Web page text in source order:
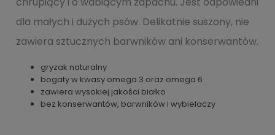
dla małych i dużych psów. Delikatnie suszony, nie
zawiera sztucznych barwników ani konserwantów.
gryzak naturalny
bogaty w kwasy omega 3 oraz omega 6
zawiera wysokiej jakości białko
bez konserwantów, barwników i wybielaczy